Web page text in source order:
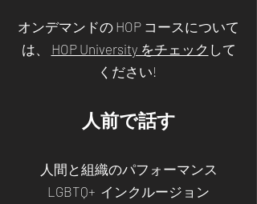
オンデマンドの HOP コースについて
は、 HOP University をチェック して
ください!
人前で話す
人間と組織のパフォーマンス
LGBTQ+ インクルージョン